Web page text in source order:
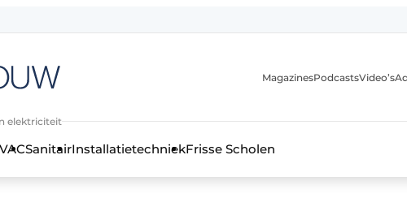
elektriciteit
MagazinesPodcastsVideo’s
SanitairInstallatietechniekFrisse Scholen